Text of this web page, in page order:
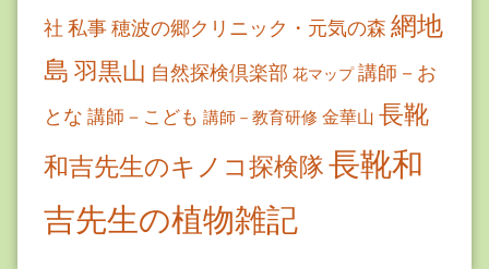
社 私事穂波の郷クリニック・元気の森 網地
島 羽黒山 自然探検倶楽部 花マップ 講師－お
とな 講師－こども 講師－教育研修 金華山 長靴
和吉先生のキノコ探検隊長靴和
吉先生の植物雑記